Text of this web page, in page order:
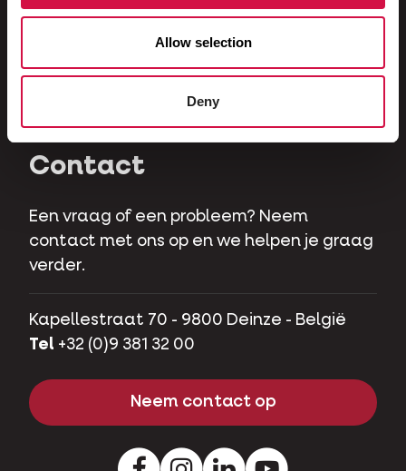
Allow selection
Deny
Hoenders
Herbivoren
Contact
Een vraag of een probleem? Neem
contact met ons op en we helpen je graag
verder.
Kapellestraat 70 - 9800 Deinze - België
Tel +32 (0)9 381 32 00
Neem contact op
FacebookInstagramLinkedInYoutube